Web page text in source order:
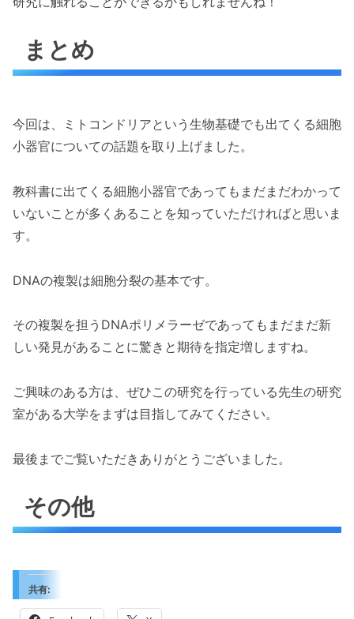
まとめ
今回は、ミトコンドリアという生物基礎でも出てくる細胞
小器官についての話題を取り上げました。
教科書に出てくる細胞小器官であってもまだまだわかって
いないことが多くあることを知っていただければと思いま
す。
DNAの複製は細胞分裂の基本です。
その複製を担うDNAポリメラーゼであってもまだまだ新
しい発見があることに驚きと期待を指定増しますね。
ご興味のある方は、ぜひこの研究を行っている先生の研究
室がある大学をまずは目指してみてください。
最後までご覧いただきありがとうございました。
その他
共有: